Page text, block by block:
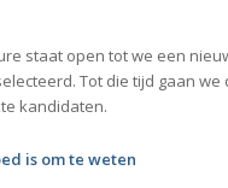
staat open tot we een
Tot die tijd gaan we
kandidaten.
is om te weten